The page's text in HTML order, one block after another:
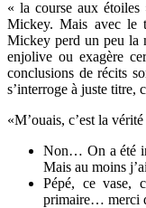
« la course aux étoiles
Mickey. Mais avec le
Mickey perd un peu la
enjolive ou exagère
conclusions de récits
s’interroge à juste titre,
«M’ouais, c’est la vérité
Non… On a été
Mais au moins
Pépé, ce vase,
primaire… merci